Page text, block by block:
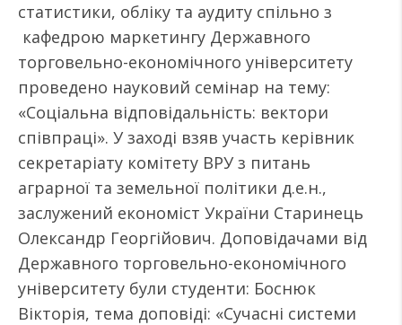
статистики, обліку та аудиту спільно з
кафедрою маркетингу Державного
торговельно-економічного університету
проведено науковий семінар на тему:
«Соціальна відповідальність: вектори
співпраці». У заході взяв участь керівник
секретаріату комітету ВРУ з питань
аграрної та земельної політики д.е.н.,
заслужений економіст України Старинець
Олександр Георгійович. Доповідачами від
Державного торговельно-економічного
університету були студенти: Боснюк
Вікторія, тема доповіді: «Сучасні системи